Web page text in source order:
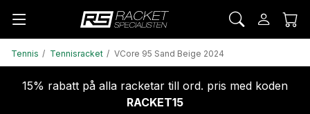
Tennis Tennisracket VCore 95 Sand Beige 2024
15% rabatt på alla racketar till ord. pris med koden
RACKET15